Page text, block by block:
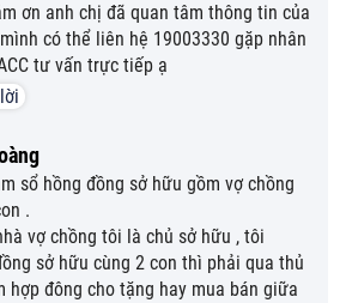
ơn anh chị đã quan tâm thông tin của
mình có thể liên hệ 19003330 gặp nhân
tư vấn trực tiếp ạ
sổ hồng đồng sở hữu gồm vợ chồng
.
vợ chồng tôi là chủ sở hữu , tôi
sở hữu cùng 2 con thì phải qua thủ
hợp đông cho tặng hay mua bán giữa